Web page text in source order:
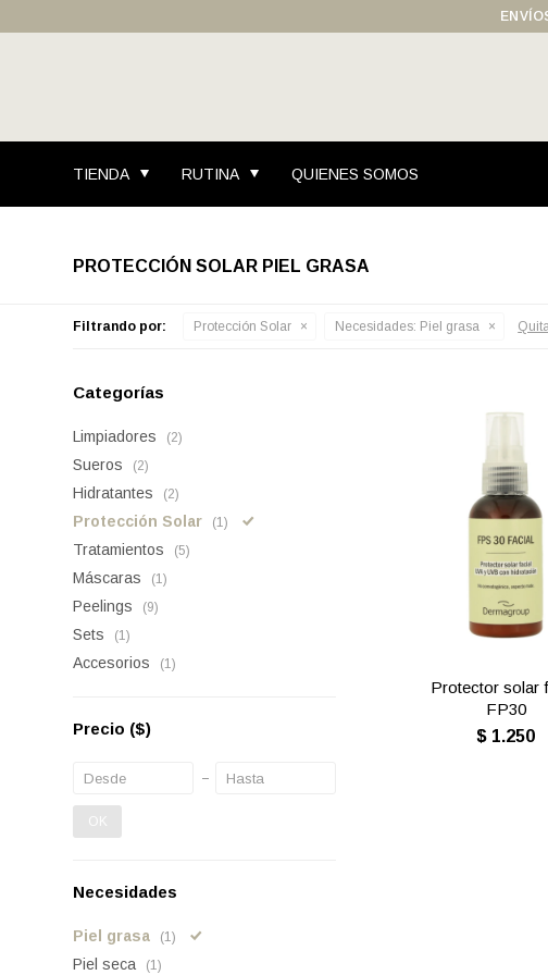
TIENDA RUTINA QUIENES SOMOS
PROTECCIÓN SOLAR PIEL GRASA
Filtrando por: Protección Solar Necesidades: Piel grasa
Protector solar
FP30
$ 1.250
Categorías
Limpiadores (2)
Sueros (2)
Hidratantes (2)
Protección Solar (1)
Tratamientos (5)
Máscaras (1)
Peelings (9)
Sets (1)
Accesorios (1)
Precio ($)
OK
Necesidades
Piel grasa (1)
Piel seca (1)